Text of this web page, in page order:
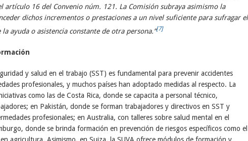
artículo 16 del Convenio núm. 121. La Comisión subraya asimismo la
dichos incrementos o prestaciones a un nivel suficiente para sufragar el
ayuda o asistencia constante de otra persona.”[7]
y salud en el trabajo (SST) es fundamental para prevenir accidentes
profesionales, y muchos países han adoptado medidas al respecto. La
como las de Costa Rica, donde se capacita a personal técnico,
en Pakistán, donde se forman trabajadores y directivos en SST y
profesionales; en Australia, con talleres sobre salud mental en el
donde se brinda formación en prevención de riesgos específicos como el
agricultura. Asimismo, en Suiza, la SUVA ofrece módulos de formación y